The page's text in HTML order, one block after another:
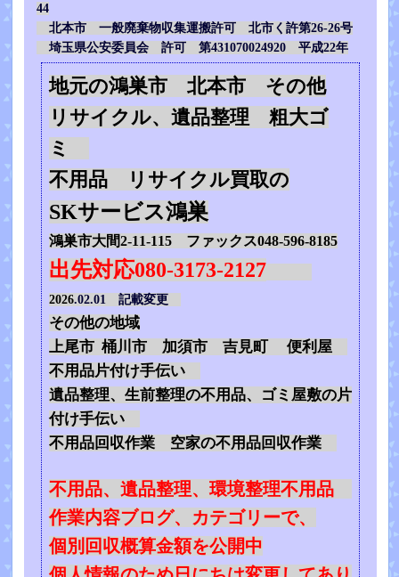
44
北本市 一般廃棄物収集運搬許可 北市く許第26-26号
埼玉県公安委員会 許可 第431070024920 平成22年
地元の鴻巣市 北本市 その他
リサイクル、遺品整理 粗大ゴ
ミ
不用品 リサイクル買取の
SKサービス鴻巣
鴻巣市大間2-11-115 ファックス048-596-8185
出先対応080-3173-2127
2026.02.01 記載変更
その他の地域
上尾市 桶川市 加須市 吉見町 便利屋
不用品片付け手伝い
遺品整理、生前整理の不用品、ゴミ屋敷の片
付け手伝い
不用品回収作業 空家の不用品回収作業
不用品、遺品整理、環境整理不用品
作業内容ブログ、カテゴリーで、
個別回収概算金額を公開中